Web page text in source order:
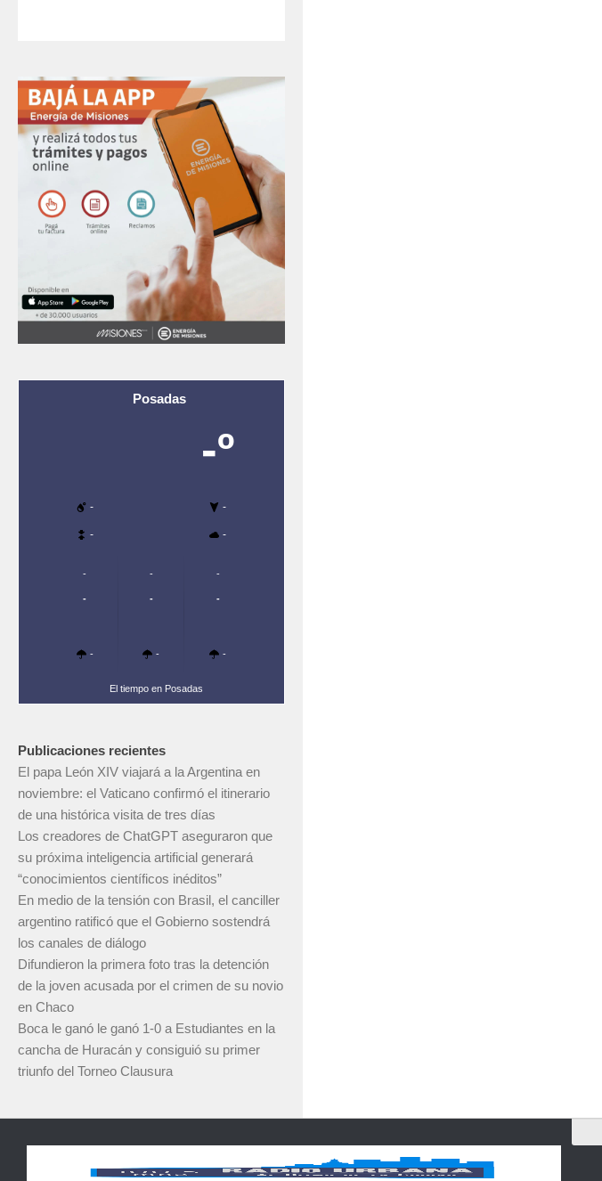
Posadas
-º
- -
- -
-
-
-
-
-
-
-
-
-
El tiempo en Posadas
Publicaciones recientes
El papa León XIV viajará a la Argentina en
noviembre: el Vaticano confirmó el itinerario
de una histórica visita de tres días
Los creadores de ChatGPT aseguraron que
su próxima inteligencia artificial generará
“conocimientos científicos inéditos”
En medio de la tensión con Brasil, el canciller
argentino ratificó que el Gobierno sostendrá
los canales de diálogo
Difundieron la primera foto tras la detención
de la joven acusada por el crimen de su novio
en Chaco
Boca le ganó le ganó 1-0 a Estudiantes en la
cancha de Huracán y consiguió su primer
triunfo del Torneo Clausura